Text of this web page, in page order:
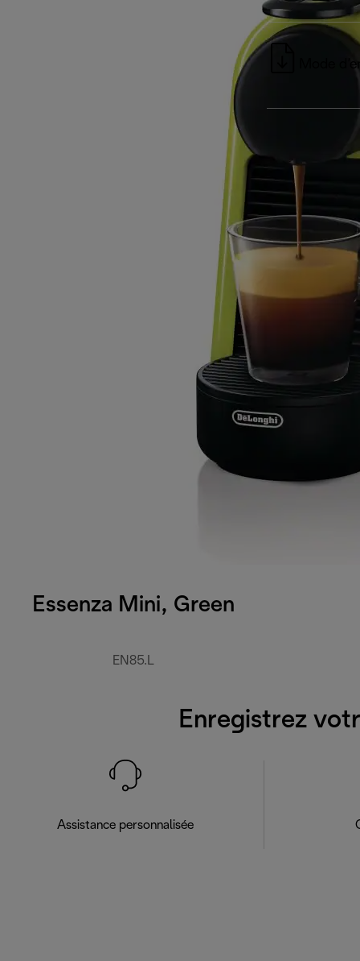
Essenza Mini, Green
EN85.L
Mode
Enregistrez
Assistance personnalisée